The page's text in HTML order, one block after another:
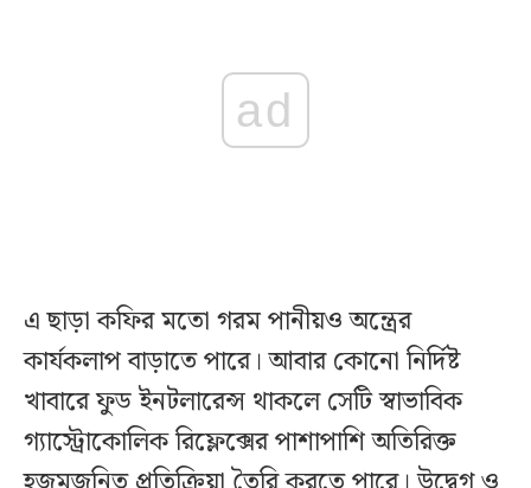
ad
এ ছাড়া কফির মতো গরম পানীয়ও অন্ত্রের
কার্যকলাপ বাড়াতে পারে। আবার কোনো নির্দিষ্ট
খাবারে ফুড ইনটলারেন্স থাকলে সেটি স্বাভাবিক
গ্যাস্ট্রোকোলিক রিফ্লেক্সের পাশাপাশি অতিরিক্ত